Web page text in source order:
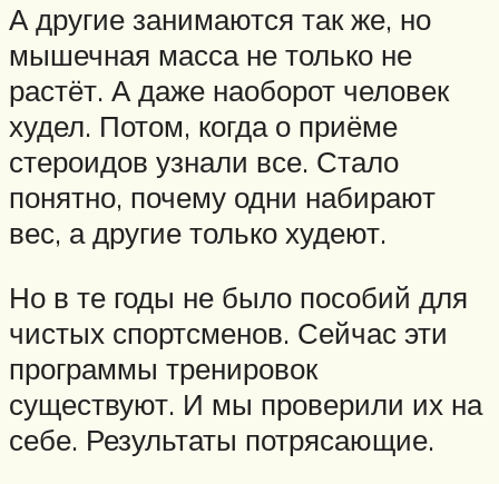
А другие занимаются так же, но
мышечная масса не только не
растёт. А даже наоборот человек
худел. Потом, когда о приёме
стероидов узнали все. Стало
понятно, почему одни набирают
вес, а другие только худеют.
Но в те годы не было пособий для
чистых спортсменов. Сейчас эти
программы тренировок
существуют. И мы проверили их на
себе. Результаты потрясающие.